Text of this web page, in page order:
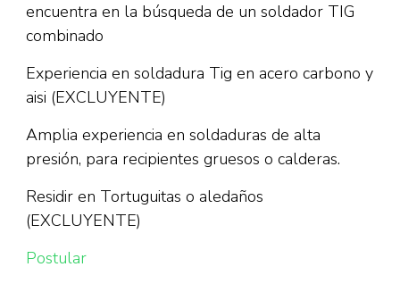
encuentra en la búsqueda de un soldador TIG
combinado
Experiencia en soldadura Tig en acero carbono y
aisi (EXCLUYENTE)
Amplia experiencia en soldaduras de alta
presión, para recipientes gruesos o calderas.
Residir en Tortuguitas o aledaños
(EXCLUYENTE)
Postular